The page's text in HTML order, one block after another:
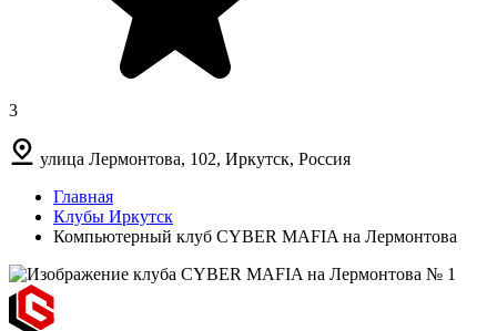
3
улица Лермонтова, 102, Иркутск, Россия
Главная
Клубы Иркутск
Компьютерный клуб CYBER MAFIA на Лермонтова